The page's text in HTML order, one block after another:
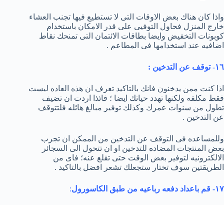
واذا كان هناك بعض الاوقات التى لا تستطيع فيها تجنب العشاء
خارج المنزل فحاول التوفيى على قدر الامكان باستخدام
كوبونات التخفيض وايضا بطاقات الائتمان التى تمنحك نقاط
اضافيه عند استخدامها فى المطاعم .
١٦- توقف عن التدخين :
اذا كنت ممن يدخنون فانك بالتاكيد تعرف ان هذه العاده ليست
فقط مكلفه ولكنها تهدد حياتك ايضا ؛ فائذا اردت ان تضيف
تطول من سنوات عمرك وكذلك توفير مبالغ هائله فلتتوقف
عن التدخين .
وللمساعده فى التوقف عن التدخين من الممكن ان تجرب
بعض المنتجات المضاده للتدخين او ان تتحول الى السجائر
الالكترونيه لتوفير بعض الوقت حتى تقلع عنه؛ فاى من
الطريقتين سوف تختار ستجعلك تشعر افضل بالتاكيد .
١٧- قم باعداد دفعه رباعيه من طبق الكاسورول :